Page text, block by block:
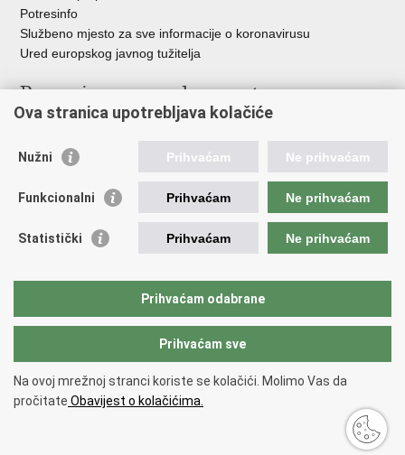
Potresinfo
Službeno mjesto za sve informacije o koronavirusu
Ured europskog javnog tužitelja
Poveznice pravosudnog sustava
Državno odvjetništvo
Ured za suzbijanje korupcije i organiziranog kriminaliteta
Državnoodvjetničko vijeće
Hrvatska odvjetnička komora
Europski pravosudni portal
Copyright © 2026 Ministarstvo pravosuđa, uprave i digitalne
transformacije Republike Hrvatske.
pristupačnosti.
Ova stranica upotrebljava kolačiće
Nužni Prihvaćam Ne prihvaćam
Funkcionalni Prihvaćam Ne prihvaćam
Statistički Prihvaćam Ne prihvaćam
Prihvaćam odabrane
Prihvaćam sve
Na ovoj mrežnoj stranci koriste se kolačići. Molimo Vas da
pročitate Obavijest o kolačićima.